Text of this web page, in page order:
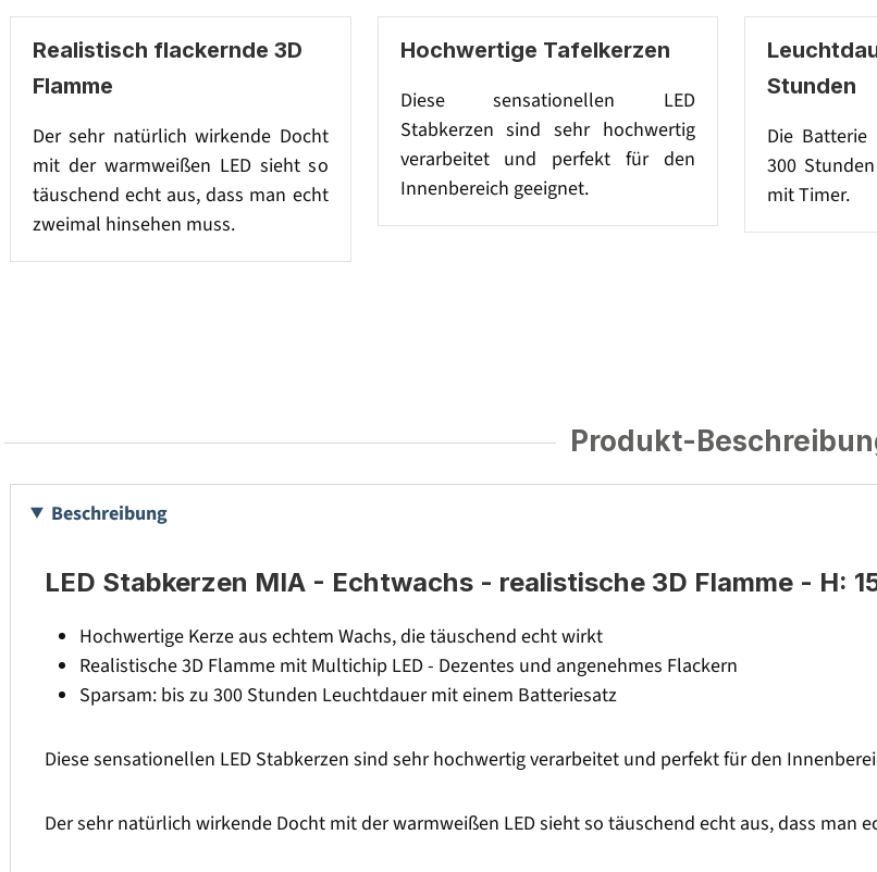
Realistisch flackernde 3D
Flamme
Der sehr natürlich wirkende Docht
mit der warmweißen LED sieht so
täuschend echt aus, dass man echt
zweimal hinsehen muss.
Hochwertige Tafelkerzen
Diese sensationellen LED
Stabkerzen sind sehr hochwertig
verarbeitet und perfekt für den
Innenbereich geeignet.
Stunden
Die
300
mit Timer.
Produkt-
Beschreibung
LED Stabkerzen MIA - Echtwachs - realistische 3D Flamme - H:
Hochwertige Kerze aus echtem Wachs, die täuschend echt wirkt
Realistische 3D Flamme mit Multichip LED - Dezentes und angenehmes Flackern
Sparsam: bis zu 300 Stunden Leuchtdauer mit einem Batteriesatz
Diese sensationellen LED Stabkerzen sind sehr hochwertig verarbeitet und perfekt für den
Der sehr natürlich wirkende Docht mit der warmweißen LED sieht so täuschend echt aus, dass man